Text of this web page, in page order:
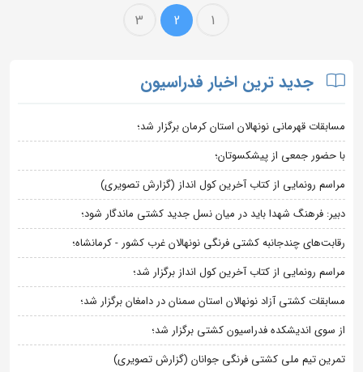
1
2
3
جدید ترین اخبار فدراسیون
مسابقات قهرمانی نونهالان استان کرمان برگزار شد؛
با حضور جمعی از پیشکسوتان؛
مراسم رونمایی از کتاب آخرین کول انداز (گزارش تصویری)
دبیر: فرهنگ شهدا باید در میان نسل جدید کشتی ماندگار شود؛
رقابت‌های چندجانبه کشتی فرنگی نونهالان غرب کشور - کرمانشاه؛
مراسم رونمایی از کتاب آخرین کول انداز برگزار شد؛
مسابقات کشتی آزاد نونهالان استان سمنان در دامغان برگزار شد؛
از سوی اندیشکده فدراسیون کشتی برگزار شد؛
تمرین تیم ملی کشتی فرنگی جوانان (گزارش تصویری)